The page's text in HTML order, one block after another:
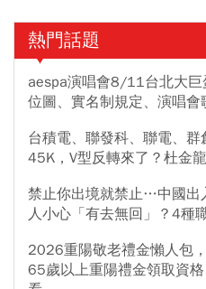
熱門話題
aespa演唱會8/11台北大
位圖、實名制規定、演唱會
台積電、聯發科、聯電、
45K，V型反轉來了？杜金
禁止你出境就禁止…中國
人小心「有去無回」？4種
2026重陽敬老禮金懶人包
65歲以上重陽禮金領取資